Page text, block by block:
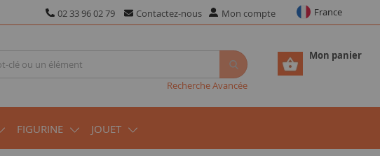
02 33 96 02 79 Contactez-nous Mon compte France
Mon panier
Recherche Avancée
FIGURINE JOUET